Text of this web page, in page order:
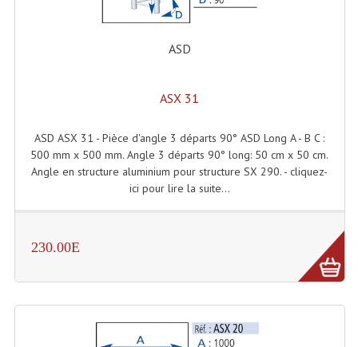
Pendrillon Et Ossature
Pieds De Levage
Structure Echelle 290 Asd
Structure Et Angles Quatro Deco
Tour De Travail Et Échafaudage
Flight-Case (s) Et Accessoires
ASD
ASX 31
ASD ASX 31 - Pièce d'angle 3 départs 90° ASD Long A - B C :
500 mm x 500 mm. Angle 3 départs 90° long: 50 cm x 50 cm.
Angle en structure aluminium pour structure SX 290. - cliquez-
ici pour lire la suite...
230.00E